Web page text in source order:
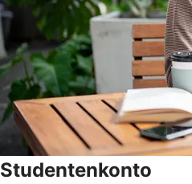
Studentenkonto